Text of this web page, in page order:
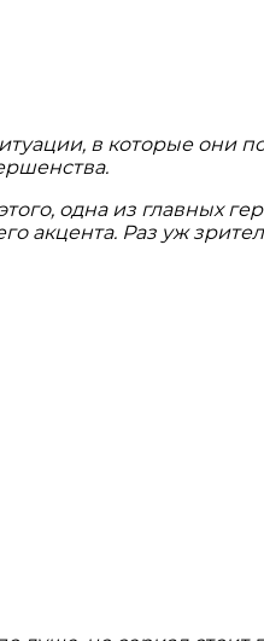
в которые они
одна из главных
акцента. Раз уж